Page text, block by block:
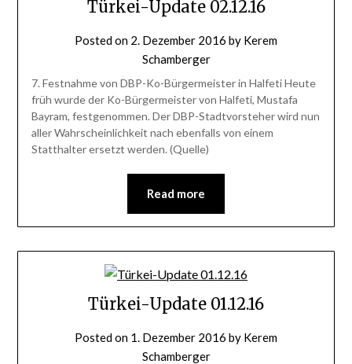
Türkei-Update 02.12.16
Posted on 2. Dezember 2016 by Kerem
Schamberger
7. Festnahme von DBP-Ko-Bürgermeister in Halfeti Heute
früh wurde der Ko-Bürgermeister von Halfeti, Mustafa
Bayram, festgenommen. Der DBP-Stadtvorsteher wird nun
aller Wahrscheinlichkeit nach ebenfalls von einem
Statthalter ersetzt werden. (Quelle)
Read more
Türkei-Update 01.12.16
Posted on 1. Dezember 2016 by Kerem
Schamberger